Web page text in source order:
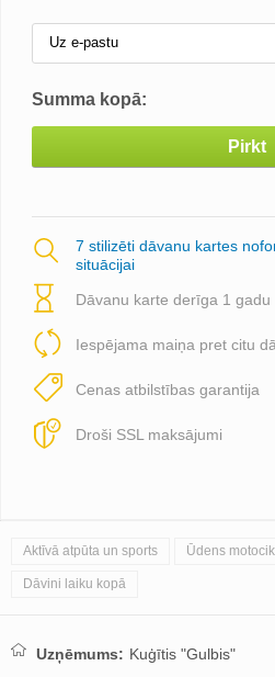
Uz e-pastu
Summa kopā:
Pirkt
7 stilizēti dāvanu kartes
situācijai
Dāvanu karte derīga 1 gadu
Iespējama maiņa pret citu
Cenas atbilstības garantija
Droši SSL maksājumi
Aktīvā atpūta un sports Ūdens
Dāvini laiku kopā
Uzņēmums: Kuģītis "Gulbis"